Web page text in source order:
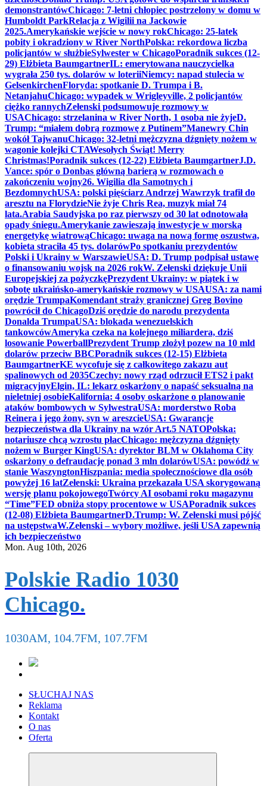
demonstrantówChicago: 7-letni chłopiec postrzelony w domu w
Humboldt ParkRelacja z Wigilii na Jackowie
2025.Amerykańskie wejście w nowy rokChicago: 25-latek
pobity i okradziony w River NorthPolska: rekordowa liczba
policjantów w służbieSylwester w ChicagoPoradnik sukces (12-
29) Elżbieta BaumgartnerIL: emerytowana nauczycielka
wygrała 250 tys. dolarów w loteriiNiemcy: napad stulecia w
GelsenkirchenFloryda: spotkanie D. Trumpa i B.
NetanjahuChicago: wypadek w Wrigleyville, 2 policjantów
ciężko rannychZełenski podsumowuje rozmowy w
USAChicago: strzelanina w River North, 1 osoba nie żyjeD.
Trump: “miałem dobrą rozmowę z Putinem”Manewry Chin
wokół TajwanuChicago: 32-letni mężczyzna dźgnięty nożem w
wagonie kolejki CTAWesołych Świąt! Merry
Christmas!Poradnik sukces (12-22) Elżbieta BaumgartnerJ.D.
Vance: spór o Donbas główną barierą w rozmowach o
zakończeniu wojny26. Wigilia dla Samotnych i
BezdomnychUSA: polski pięściarz Andrzej Wawrzyk trafił do
aresztu na FlorydzieNie żyje Chris Rea, muzyk miał 74
lata.Arabia Saudyjska po raz pierwszy od 30 lat odnotowała
opady śniegu.Amerykanie zawieszają inwestycje w morską
energetykę wiatrowąChicago: uwaga na nową formę oszustwa,
kobieta straciła 45 tys. dolarówPo spotkaniu prezydentów
Polski i Ukrainy w WarszawieUSA: D. Trump podpisał ustawę
o finansowaniu wojsk na 2026 rokW. Zełenski dziękuje Unii
Europejskiej za pożyczkęPrezydent Ukrainy: w piątek i w
sobotę ukraińsko-amerykańskie rozmowy w USAUSA: za nami
orędzie TrumpaKomendant straży granicznej Greg Bovino
powrócił do ChicagoDziś orędzie do narodu prezydenta
Donalda TrumpaUSA: blokada wenezuelskich
tankowcówAmeryka czeka na kolejnego miliardera, dziś
losowanie PowerballPrezydent Trump złożył pozew na 10 mld
dolarów przeciw BBCPoradnik sukces (12-15) Elżbieta
BaumgartnerKE wycofuje się z całkowitego zakazu aut
spalinowych od 2035Czechy: nowy rząd odrzucił ETS2 i pakt
migracyjnyElgin, IL: lekarz oskarżony o napaść seksualną na
nieletniej osobieKalifornia: 4 osoby oskarżone o planowanie
ataków bombowych w SylwestraUSA: morderstwo Roba
Reinera i jego żony, syn w areszcieUSA: Gwarancje
bezpieczeństwa dla Ukrainy na wzór Art.5 NATOPolska:
notariusze chcą wzrostu płacChicago: mężczyzna dźgnięty
nożem w Burger KingUSA: dyrektor BLM w Oklahoma City
oskarżony o defraudację ponad 3 mln dolarówUSA: powódź w
stanie WaszyngtonHiszpania: media społecznościowe dla osób
powyżej 16 latZełenski: Ukraina przekazała USA skorygowaną
wersję planu pokojowegoTwórcy AI osobami roku magazynu
“Time”FED obniża stopy procentowe w USAPoradnik sukces
(12-08) Elżbieta BaumgartnerD.Trump: W. Zełenski musi pójść
na ustępstwaW.Zełenski – wybory możliwe, jeśli USA zapewnią
ich bezpieczeństwo
Mon. Aug 10th, 2026
Polskie Radio 1030
Chicago.
1030AM, 104.7FM, 107.7FM
SŁUCHAJ NAS
Reklama
Kontakt
O nas
Oferta